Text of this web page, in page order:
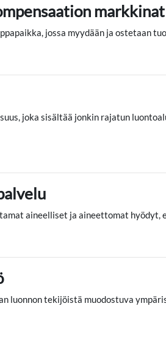
jossa myydään ja ostetaan
joka sisältää jonkin rajatun
aineelliset ja aineettomat
luonnon tekijöistä muodostuva